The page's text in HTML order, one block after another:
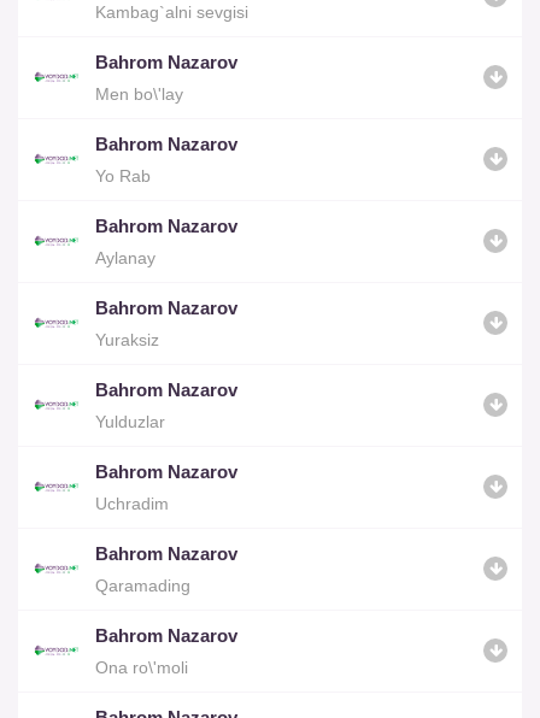
Kambag`alni sevgisi
Bahrom Nazarov
Men bo\'lay
Bahrom Nazarov
Yo Rab
Bahrom Nazarov
Aylanay
Bahrom Nazarov
Yuraksiz
Bahrom Nazarov
Yulduzlar
Bahrom Nazarov
Uchradim
Bahrom Nazarov
Qaramading
Bahrom Nazarov
Ona ro\'moli